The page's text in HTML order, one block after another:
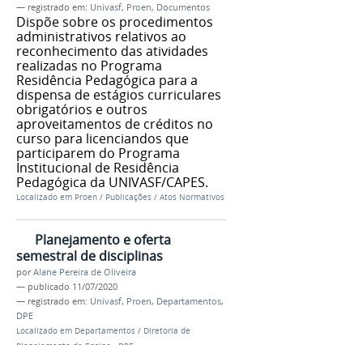
— registrado em: Univasf, Proen, Documentos
Dispõe sobre os procedimentos
administrativos relativos ao
reconhecimento das atividades
realizadas no Programa
Residência Pedagógica para a
dispensa de estágios curriculares
obrigatórios e outros
aproveitamentos de créditos no
curso para licenciandos que
participarem do Programa
Institucional de Residência
Pedagógica da UNIVASF/CAPES.
Localizado em Proen / Publicações / Atos Normativos
Planejamento e oferta
semestral de disciplinas
porAlane Pereira de Oliveira
— publicado 11/07/2020
— registrado em: Univasf, Proen, Departamentos,
DPE
Localizado em Departamentos / Diretoria de